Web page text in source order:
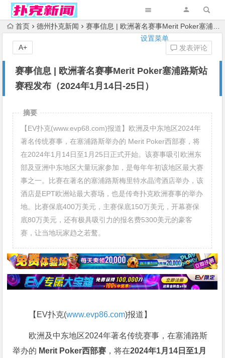
设置菜单
首页 德州扑克新闻 赛事信息 | 欧洲著名赛事Merit Poker塞浦路斯站赛程发布（2024年1月14日-25日）
赛事信息 | 欧洲著名赛事Merit Poker塞浦路斯站
赛程发布（2024年1月14日-25日）
发表评论
A+
摘要
【EV扑克(www.evp68.com)报道】欧洲及中东地区2024年
著名传统赛事，在塞浦路斯举办的 Merit Poker西部赛，将
在2024年1月14日至1月25日正式开始。该赛事吸引欧洲东
部及亚洲中东地区大量玩家参加，是每年年初该地区最大赛
事之一。比赛在著名的塞浦路斯梅里特水晶湾酒店举办，该
酒店是EPT欧洲站最大赛场，也是传奇扑克欧洲赛事的举办
地。比赛保底400万美元，主赛保底150万美元，开幕赛保
底80万美元，还有极具吸引力的报名费5300美元的豪客
赛，让当地玩家趋之若鹜。
【EV扑克(www.evp86.com)报道】
欧洲及中东地区2024年著名传统赛事，在塞浦路斯
举办的 Merit Poker西部赛 ，将在2024年1月14日至1月